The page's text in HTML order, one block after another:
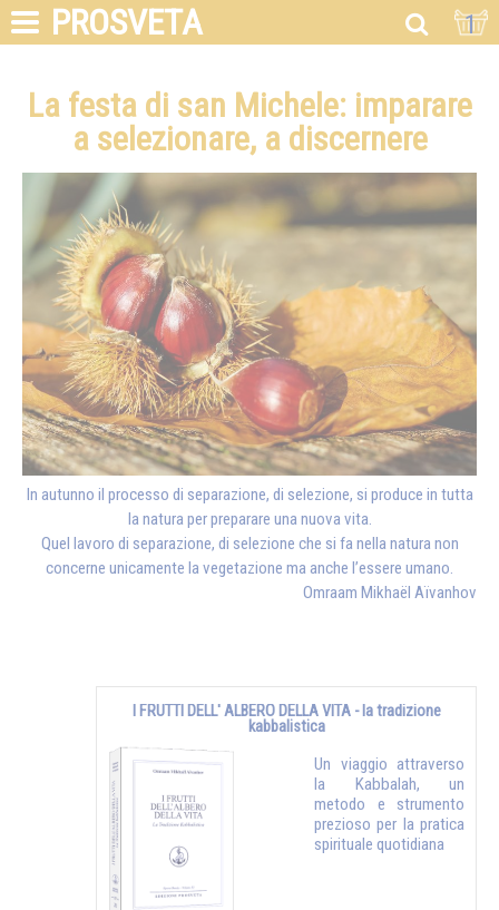
PROSVETA 1
La festa di san Michele: imparare
a selezionare, a discernere
In autunno il processo di separazione, di selezione, si produce in tutta
la natura per preparare una nuova vita.
Quel lavoro di separazione, di selezione che si fa nella natura non
concerne unicamente la vegetazione ma anche l’essere umano.
Omraam Mikhaël Aïvanhov
I FRUTTI DELL' ALBERO DELLA VITA - la tradizione
kabbalistica
Un viaggio attraverso
la Kabbalah, un
metodo e strumento
prezioso per la pratica
spirituale quotidiana